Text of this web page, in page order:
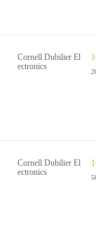
Cornell Dubilier El
ectronics
Cornell Dubilier El
ectronics